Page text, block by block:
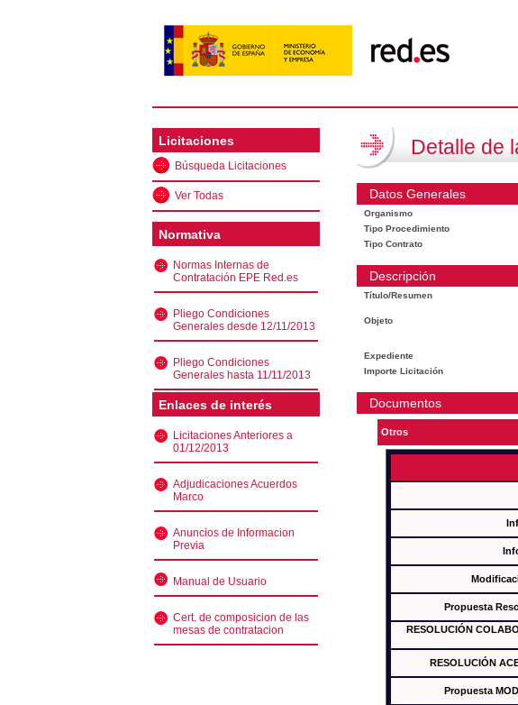
Licitaciones
Búsqueda Licitaciones
Ver Todas
Normativa
Normas Internas de
Contratación EPE Red.es
Pliego Condiciones
Generales desde 12/11/2013
Pliego Condiciones
Generales hasta 11/11/2013
Enlaces de interés
Licitaciones Anteriores a
01/12/2013
Adjudicaciones Acuerdos
Marco
Anuncios de Informacion
Previa
Manual de Usuario
Cert. de composicion de las
mesas de contratacion
Detalle de
Datos Generales
Organismo
Tipo Procedimiento
Tipo Contrato
Descripción
Título/Resumen
Objeto
Expediente
Importe Licitación
Documentos
Otros
Propuesta
RESOLUCIÓN
RESOLUCIÓN
Propuesta